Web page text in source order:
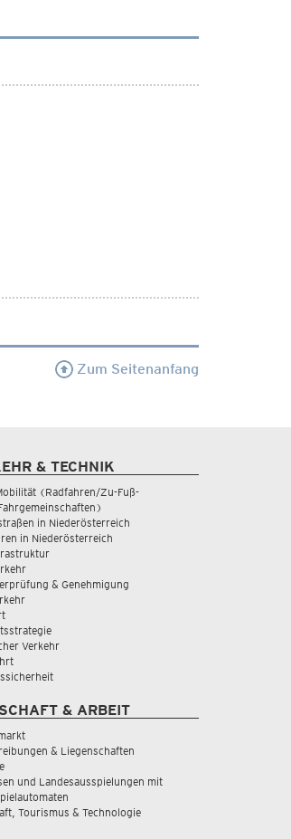
Zum Seitenanfang
& TECHNIK
(Radfahren/Zu-Fuß-
in Niederösterreich
in Niederösterreich
& Genehmigung
Verkehr
& ARBEIT
& Liegenschaften
und Landesausspielungen mit
Tourismus & Technologie